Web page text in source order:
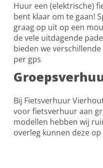
Huur een (elektrische)
bent klaar om te gaan!
graag op uit op een
de vele uitdagende
bieden we
per gps
Bij Fietsverhuur
voor fietsverhuur aan
modellen hebben wij
overleg kunnen deze